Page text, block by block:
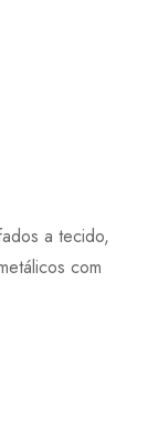
a tecido,
com